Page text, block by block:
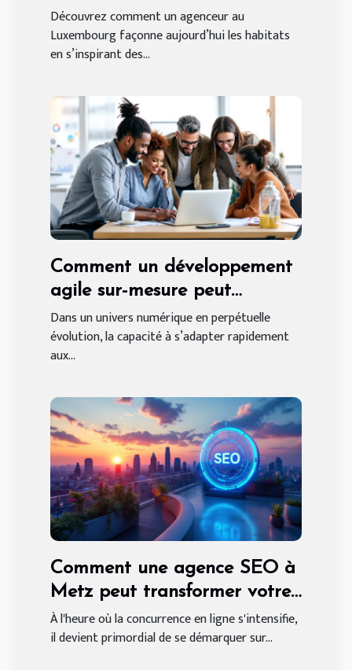
par un agenceur au
Luxembourg
Découvrez comment un agenceur au
Luxembourg façonne aujourd’hui les habitats
en s’inspirant des...
Comment un développement
agile sur-mesure peut
transformer votre entreprise ?
Dans un univers numérique en perpétuelle
évolution, la capacité à s’adapter rapidement
aux...
Comment une agence SEO à
Metz peut transformer votre
présence en ligne
À l'heure où la concurrence en ligne s'intensifie,
il devient primordial de se démarquer sur...